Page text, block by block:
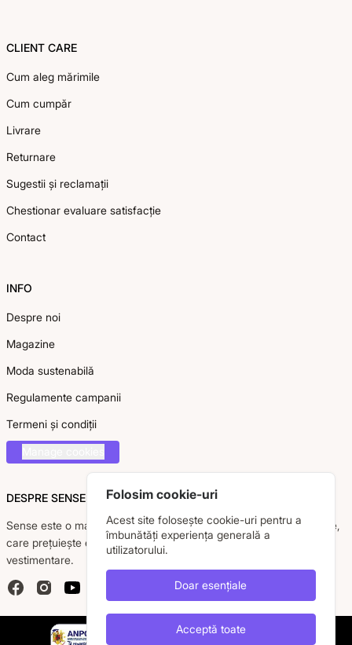
CLIENT CARE
Cum aleg mărimile
Cum cumpăr
Livrare
Returnare
Sugestii și reclamații
Chestionar evaluare satisfacție
Contact
INFO
Despre noi
Magazine
Moda sustenabilă
Regulamente campanii
Termeni și condiții
DESPRE SENSE
Sense este o marcă românească dedicată femeii moderne, active,
care prețuiește eleganța, confortul și calitatea pieselor
vestimentare.
FacebookInstagramYouTube
Folosim cookie-uri
Acest site folosește cookie-uri pentru a
îmbunătăți experiența generală a
utilizatorului.
Doar esențiale
Acceptă toate